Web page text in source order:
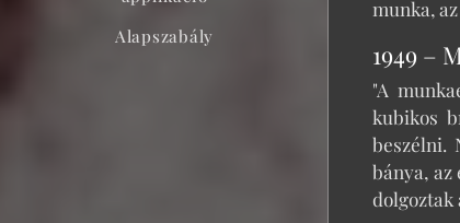
Alapszabály
munka,
1949 –
"A
kubikos
beszélni.
bánya,
dolgoztak